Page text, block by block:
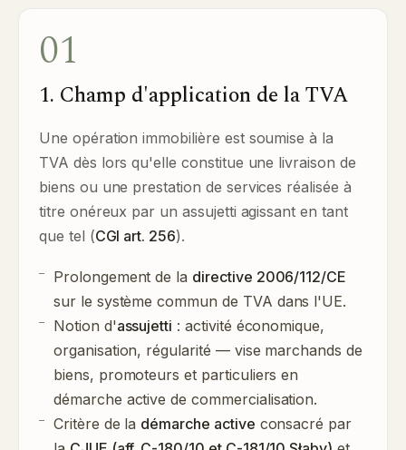
01
1. Champ d'application de la TVA
Une opération immobilière est soumise à la
TVA dès lors qu'elle constitue une livraison de
biens ou une prestation de services réalisée à
titre onéreux par un assujetti agissant en tant
que tel (CGI art. 256).
Prolongement de la directive 2006/112/CE
sur le système commun de TVA dans l'UE.
Notion d'assujetti : activité économique,
organisation, régularité — vise marchands de
biens, promoteurs et particuliers en
démarche active de commercialisation.
Critère de la démarche active consacré par